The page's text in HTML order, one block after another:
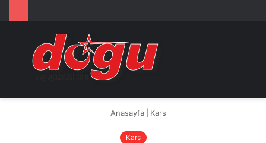
Arama
...
Anasayfa Kars
Kars